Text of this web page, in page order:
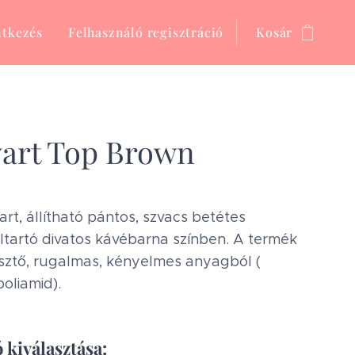
Felhasználó regisztráció Kosár
Top Brown
állítható pántos, szvacs betétes
divatos kávébarna színben. A termék
rugalmas, kényelmes anyagból (
kiválasztása: